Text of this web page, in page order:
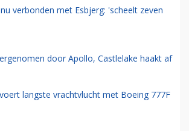
verbonden met Esbjerg: 'scheelt zeven
door Apollo, Castlelake haakt af
langste vrachtvlucht met Boeing 777F